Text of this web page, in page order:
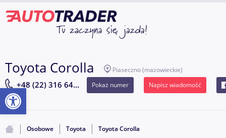
Toyota Corolla Piaseczno(mazowieckie)
+48 (22) 316 64... Pokaż numer Napisz wiadomość
Osobowe Toyota Toyota Corolla
Otwórz pasek narzędzi